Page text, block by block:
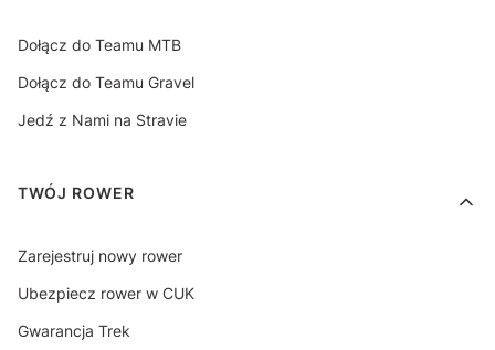
Dołącz do Teamu MTB
Dołącz do Teamu Gravel
Jedź z Nami na Stravie
TWÓJ ROWER
Zarejestruj nowy rower
Ubezpiecz rower w CUK
Gwarancja Trek